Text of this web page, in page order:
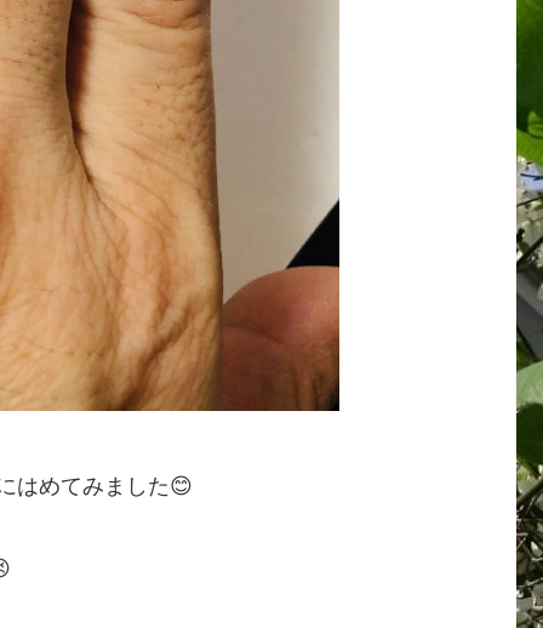
はめてみました😊